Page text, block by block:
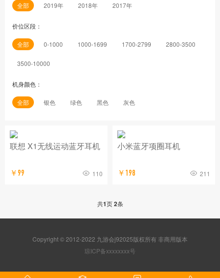
全部 2019年 2018年 2017年
价位区段：
全部 0-1000 1000-1699 1700-2799 2800-3500
3500-10000
机身颜色：
全部 银色 绿色 黑色 灰色
联想 X1无线运动蓝牙耳机
￥99 110
小米蓝牙项圈耳机
￥198 211
共1页2条
Copyright © 2012-2022 九游会j92025版权所有 非商用版本
琼ICP备xxxxxxxx号